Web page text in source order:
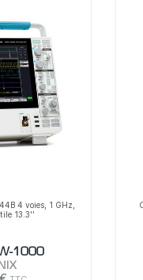
4 voies, 1 GHz,
13.3''
1000